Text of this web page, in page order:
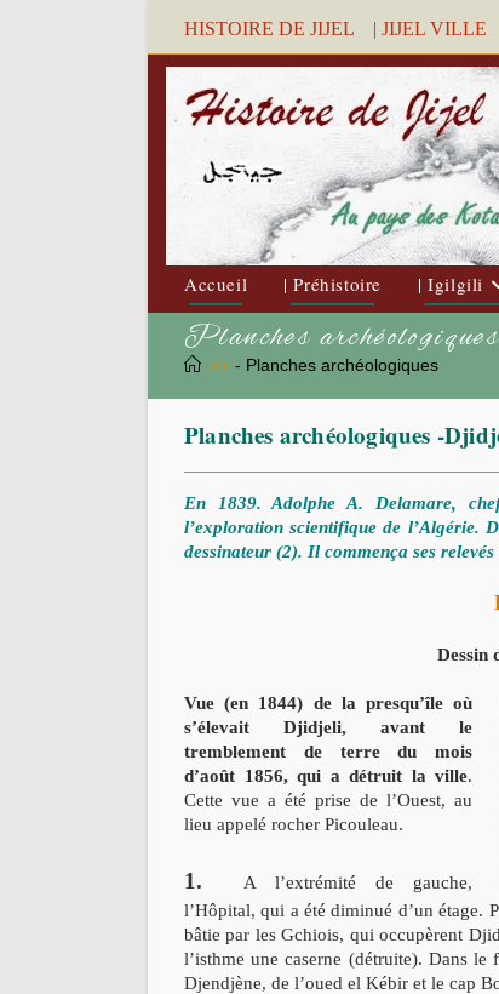
HISTOIRE DE JIJEL | JIJEL VILLE
Accueil | Préhistoire | Igilgili
Planches
>> - Planches archéologiques
Planches archéologiques -
En 1839. Adolphe A. Delamare,
l’exploration scientifique de l’Algérie.
dessinateur (2). Il commença ses
Dessin
Vue (en 1844) de la presqu’île où
s’élevait Djidjeli, avant le
tremblement de terre du mois
d’août 1856, qui a détruit la ville.
Cette vue a été prise de l’Ouest, au
lieu appelé rocher Picouleau.
1.
A l’extrémité de gauche,
l’Hôpital, qui a été diminué d’un étage.
bâtie par les Gchiois, qui occupèrent
l’isthme une caserne (détruite). Dans
Djendjène, de l’oued el Kébir et le cap